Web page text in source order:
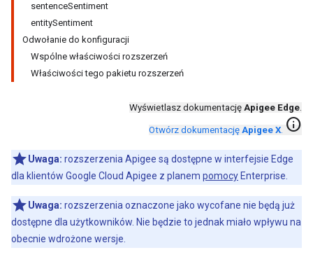
sentenceSentiment
entitySentiment
Odwołanie do konfiguracji
Wspólne właściwości rozszerzeń
Właściwości tego pakietu rozszerzeń
Wyświetlasz dokumentację Apigee Edge.
Otwórz dokumentację Apigee X. info
Uwaga: rozszerzenia Apigee są dostępne w interfejsie Edge
dla klientów Google Cloud Apigee z planem pomocy Enterprise.
Uwaga: rozszerzenia oznaczone jako wycofane nie będą już
dostępne dla użytkowników. Nie będzie to jednak miało wpływu na
obecnie wdrożone wersje.